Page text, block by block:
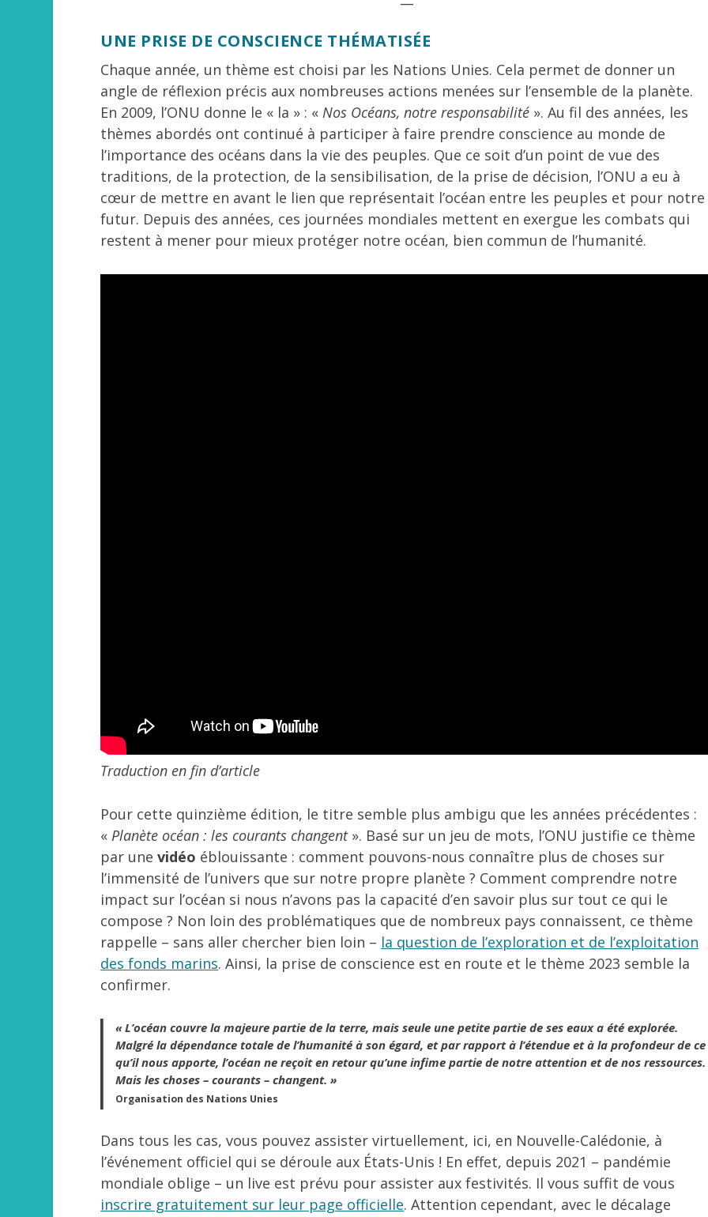
UNE PRISE DE CONSCIENCE THÉMATISÉE
Chaque année, un thème est choisi par les Nations Unies. Cela permet de donner un
angle de réflexion précis aux nombreuses actions menées sur l’ensemble de la planète.
En 2009, l’ONU donne le « la » : «Nos Océans, notre responsabilité ». Au fil des années, les
thèmes abordés ont continué à participer à faire prendre conscience au monde de
l’importance des océans dans la vie des peuples. Que ce soit d’un point de vue des
traditions, de la protection, de la sensibilisation, de la prise de décision, l’ONU a eu à
cœur de mettre en avant le lien que représentait l’océan entre les peuples et pour notre
futur. Depuis des années, ces journées mondiales mettent en exergue les combats qui
restent à mener pour mieux protéger notre océan, bien commun de l’humanité.
Traduction en fin d’article
Pour cette quinzième édition, le titre semble plus ambigu que les années précédentes :
«Planète océan : les courants changent». Basé sur un jeu de mots, l’ONU justifie ce thème
par unevidéo éblouissante : comment pouvons-nous connaître plus de choses sur
l’immensité de l’univers que sur notre propre planète ? Comment comprendre notre
impact sur l’océan si nous n’avons pas la capacité d’en savoir plus sur tout ce qui le
compose ? Non loin des problématiques que de nombreux pays connaissent, ce thème
rappelle – sans aller chercher bien loin – la question de l’exploration et de l’exploitation
des fonds marins. Ainsi, la prise de conscience est en route et le thème 2023 semble la
confirmer.
« L’océan couvre la majeure partie de la terre, mais seule une petite partie de ses eaux a été explorée.
Malgré la dépendance totale de l’humanité à son égard, et par rapport à l’étendue et à la profondeur de ce
qu’il nous apporte, l’océan ne reçoit en retour qu’une infime partie de notre attention et de nos ressources.
Mais les choses – courants – changent. »
Organisation des Nations Unies
Dans tous les cas, vous pouvez assister virtuellement, ici, en Nouvelle-Calédonie, à
l’événement officiel qui se déroule aux États-Unis ! En effet, depuis 2021 – pandémie
mondiale oblige – un live est prévu pour assister aux festivités. Il vous suffit de vous
inscrire gratuitement sur leur page officielle. Attention cependant, avec le décalage